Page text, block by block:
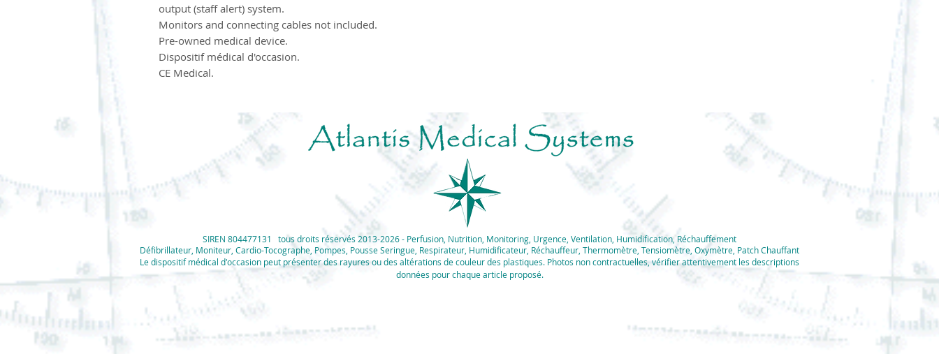
output (staff alert) system.​
Monitors and connecting cables not included.
Pre-owned medical device.
Dispositif médical d'occasion.
CE Medical.
SIREN 804477131 tous droits réservés 2013-2026 - Perfusion, Nutrition, Monitoring, Urgence, Ventilation, Humidification, Réchauffement
Défibrillateur, Moniteur, Cardio-Tocographe, Pompes, Pousse Seringue, Respirateur, Humidificateur, Réchauffeur, Thermomètre, Tensiomètre, Oxymètre, Patch Chauffant
Le dispositif médical d'occasion peut présenter des rayures ou des altérations de couleur des plastiques. Photos non contractuelles, vérifierattentivement les descriptions
données pour chaque article proposé.